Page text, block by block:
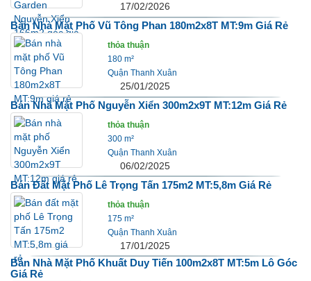
17/02/2026
Bán Nhà Mặt Phố Vũ Tông Phan 180m2x8T MT:9m Giá Rẻ
thỏa thuận
180 m²
Quận Thanh Xuân
25/01/2025
Bán Nhà Mặt Phố Nguyễn Xiển 300m2x9T MT:12m Giá Rẻ
thỏa thuận
300 m²
Quận Thanh Xuân
06/02/2025
Bán Đất Mặt Phố Lê Trọng Tấn 175m2 MT:5,8m Giá Rẻ
thỏa thuận
175 m²
Quận Thanh Xuân
17/01/2025
Bán Nhà Mặt Phố Khuất Duy Tiến 100m2x8T MT:5m Lô Góc
Giá Rẻ